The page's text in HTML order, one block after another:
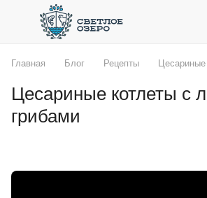
Главная Блог Рецепты
Цесариные котлеты с
грибами